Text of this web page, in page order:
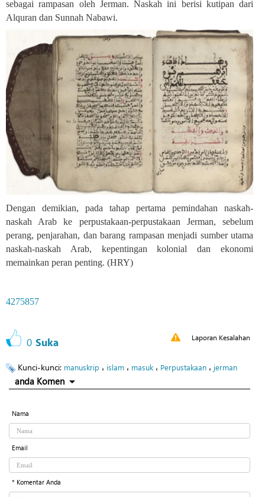
sebagai rampasan oleh Jerman. Naskah ini berisi kutipan dari
Alquran dan Sunnah Nabawi.
Dengan demikian, pada tahap pertama pemindahan naskah-
naskah Arab ke perpustakaan-perpustakaan Jerman, sebelum
perang, penjarahan, dan barang rampasan menjadi sumber utama
naskah-naskah Arab, kepentingan kolonial dan ekonomi
memainkan peran penting. (HRY)
4275857
0 Suka Laporan Kesalahan
Kunci-kunci: manuskrip ، islam ، masuk، Perpustakaan ، jerman
anda Komen
Nama
Email
* Komentar Anda